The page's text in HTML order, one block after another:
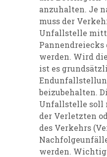
anzuhalten. Je
muss der
Unfallstelle
werden. Wird
ist es
beizubehalten.
Unfallstelle soll
der Verletzten
des Verkehrs
werden. Wichtig